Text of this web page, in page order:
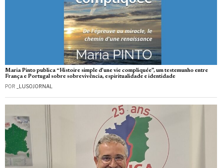
Maria Pinto publica “Histoire simple d’une vie compliquée”, um testemunho entre
França e Portugal sobre sobrevivência, espiritualidade e identidade
POR _LUSOJORNAL